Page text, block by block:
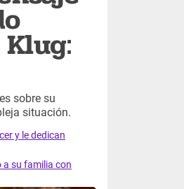
sobre su
situación.
y le dedican
a su familia con